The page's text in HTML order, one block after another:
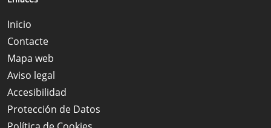
Inicio
Contacte
Mapa web
Aviso legal
Accesibilidad
Protección de Datos